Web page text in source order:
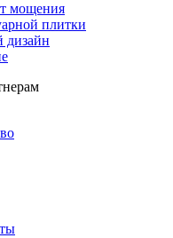
мощения
плитки